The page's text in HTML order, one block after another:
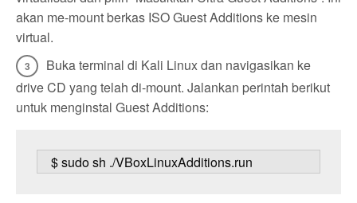
akan me-mount berkas ISO Guest Additions ke mesin
virtual.
Buka terminal di Kali Linux dan navigasikan ke
drive CD yang telah di-mount. Jalankan perintah berikut
untuk menginstal Guest Additions:
   $ sudo sh ./VBoxLinuxAdditions.run